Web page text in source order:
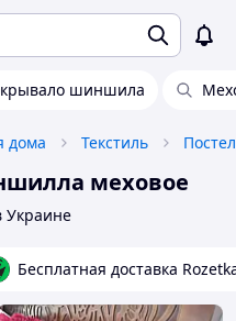
шиншила
дома Текстиль
меховое
Украине
Бесплатная доставка